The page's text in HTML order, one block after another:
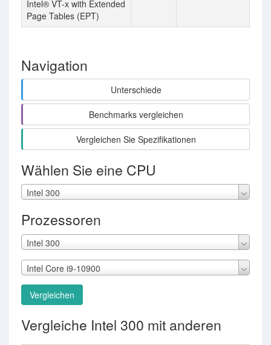
Intel® VT-x with Extended
Page Tables (EPT)
Navigation
Unterschiede
Benchmarks vergleichen
Vergleichen Sie Spezifikationen
Wählen Sie eine CPU
Intel 300
Prozessoren
Intel 300
Intel Core i9-10900
Vergleichen
Vergleiche Intel 300 mit anderen